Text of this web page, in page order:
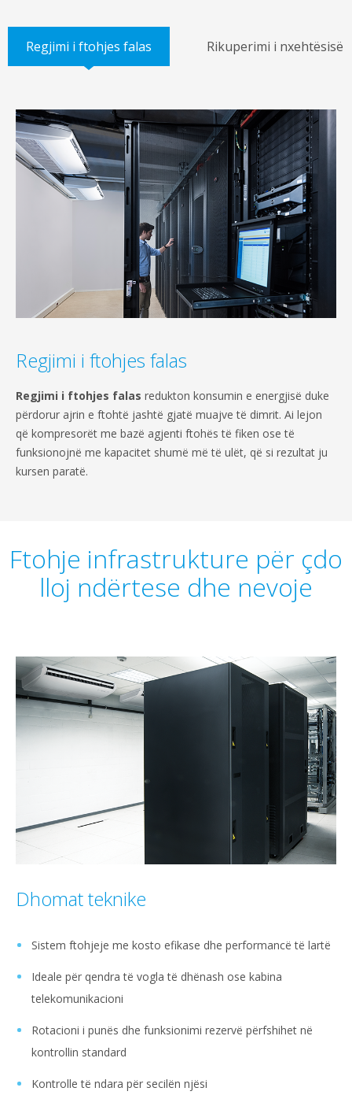
Regjimi i ftohjes falas Rikuperimi i nxehtësisë
Regjimi i ftohjes falas
Regjimi i ftohjes falas redukton konsumin e energjisë duke
përdorur ajrin e ftohtë jashtë gjatë muajve të dimrit. Ai lejon
që kompresorët me bazë agjenti ftohës të fiken ose të
funksionojnë me kapacitet shumë më të ulët, që si rezultat ju
kursen paratë.
Ftohje infrastrukture për çdo
lloj ndërtese dhe nevoje
Dhomat teknike
Sistem ftohjeje me kosto efikase dhe performancë të lartë
Ideale për qendra të vogla të dhënash ose kabina
telekomunikacioni
Rotacioni i punës dhe funksionimi rezervë përfshihet në
kontrollin standard
Kontrolle të ndara për secilën njësi